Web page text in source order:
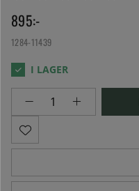
895:-
1284-11439